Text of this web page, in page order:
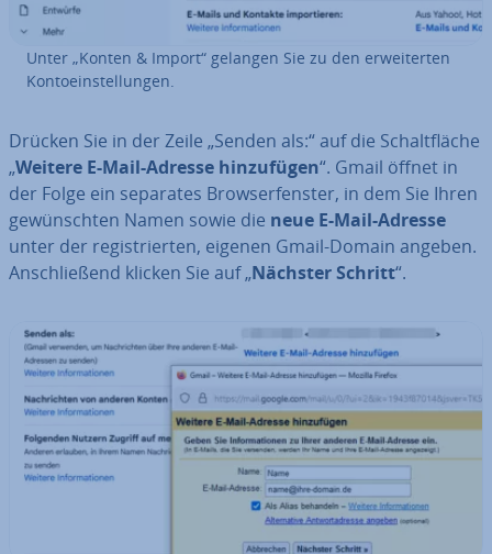
Unter „Konten & Import“ gelangen Sie zu den er­wei­ter­ten
Kon­to­ein­stel­lun­gen.
Drücken Sie in der Zeile „Senden als:“ auf die Schalt­flä­che
„Weitere E-Mail-Adresse hin­zu­fü­gen“. Gmail öffnet in
der Folge ein separates Brow­ser­fens­ter, in dem Sie Ihren
ge­wünsch­ten Namen sowie die neue E-Mail-Adresse
unter der re­gis­trier­ten, eigenen Gmail-Domain angeben.
An­schlie­ßend klicken Sie auf „Nächster Schritt“.